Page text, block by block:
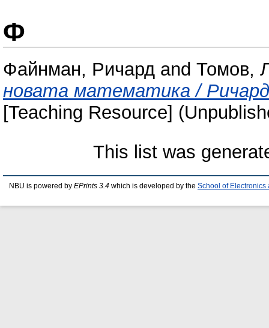
Ф
Файнман, Ричард and Томов,
новата математика /
[Teaching Resource]
This list was
NBU is powered by EPrints 3.4 which is developed by the School of Electronics